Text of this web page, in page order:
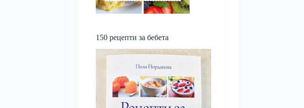
150 рецепти за бебета